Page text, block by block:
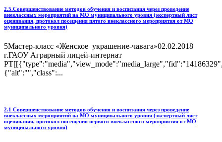
2.5.Совершенствование методов обучения и воспитания через проведение
внеклассных мероприятий на МО муниципального уровня (экспертный лист
оценивания, протокол посещения пятого внеклассного мероприятия от МО
муниципального уровня)
5Мастер-класс «Женское украшение-чавага»02.02.2018
г.ГАОУ Аграрный лицей-интернат
{"alt":"","class":...
2.1 Совершенствование методов обучения и воспитания через проведение
внеклассных мероприятий на МО муниципального уровня (экспертный лист
оценивания, протокол посещения первого внеклассного мероприятия от МО
муниципального уровня)